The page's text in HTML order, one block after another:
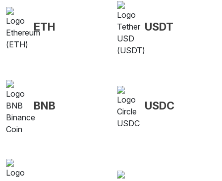
ETH USDT
BNB USDC